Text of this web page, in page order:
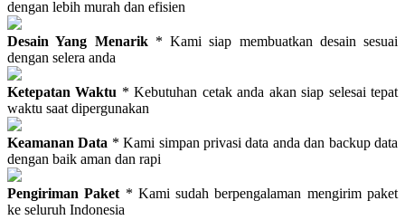
dengan lebih murah dan efisien
Desain Yang Menarik* Kami siap membuatkan desain sesuai
dengan selera anda
Ketepatan Waktu * Kebutuhan cetak anda akan siap selesai tepat
waktu saat dipergunakan
Keamanan Data * Kami simpan privasi data anda dan backup data
dengan baik aman dan rapi
Pengiriman Paket * Kami sudah berpengalaman mengirim paket
ke seluruh Indonesia